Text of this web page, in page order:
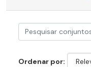
Ordenar por